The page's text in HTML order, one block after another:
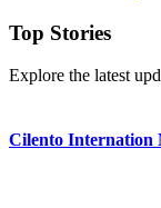
Top Stories
Explore the latest
Cilento Internation